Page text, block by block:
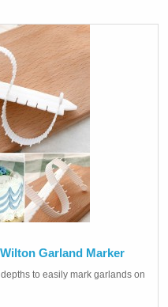
Garland Marker
to easily mark garlands on